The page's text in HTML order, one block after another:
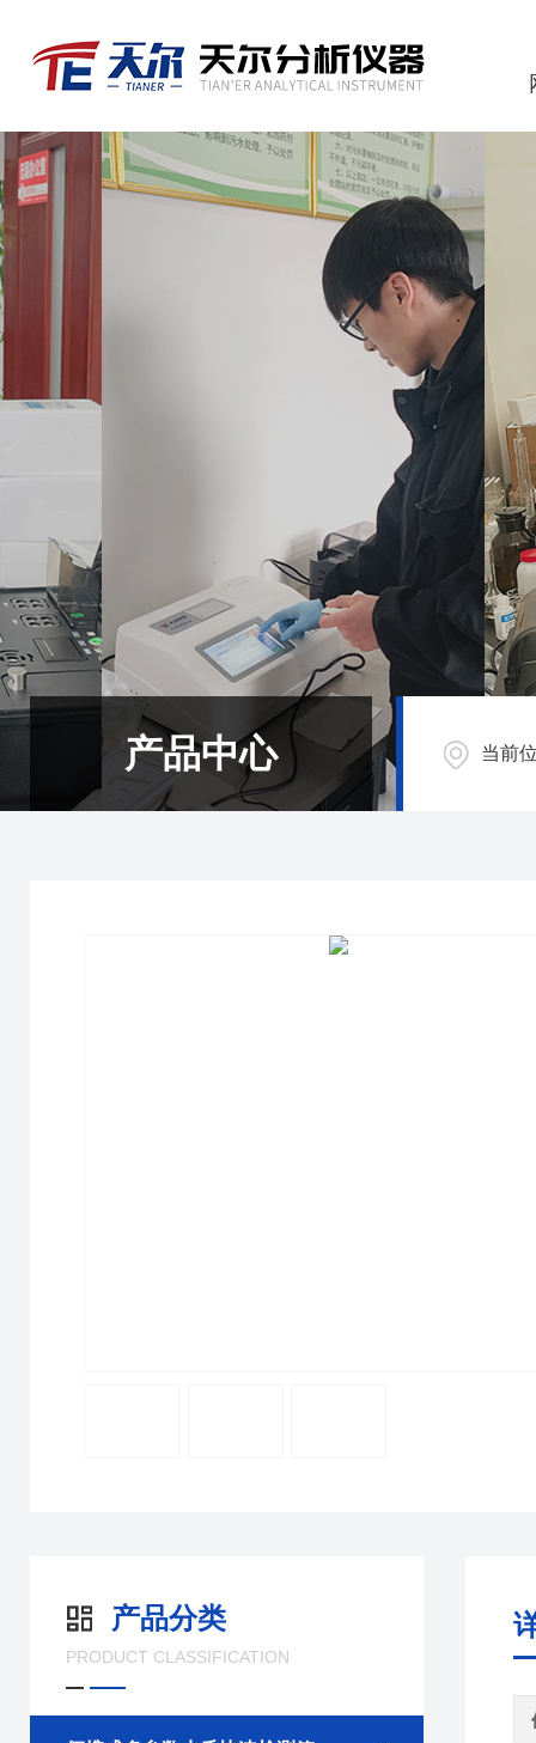
产品中心 当前
产品分类
PRODUCT CLASSIFICATION